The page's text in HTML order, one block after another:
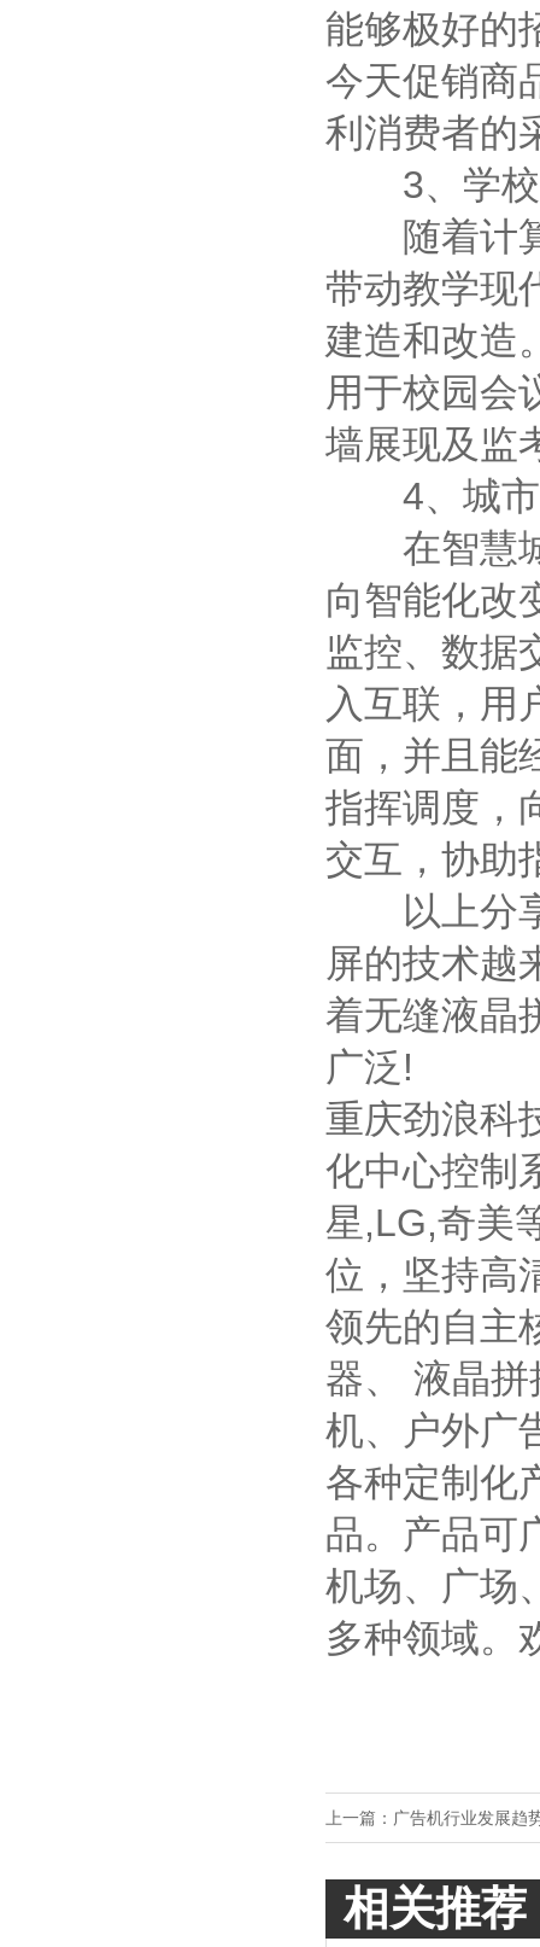
能够极好的
今天促销商
利消费者的
3、学校
随着计算
带动教学现
建造和改造
用于校园会
墙展现及监
4、城市
在智慧城
向智能化改
监控、数据
入互联，用
面，并且能
指挥调度，
交互，协助
以上分享
屏的技术越
着无缝液晶
广泛!
重庆劲浪科
化中心控制
星,LG,奇美
位，坚持高
领先的自主
器、 液晶
机、户外广
各种定制化
品。产品可
机场、广场
多种领域。
上一篇： 广告机行业发展趋
相关推荐